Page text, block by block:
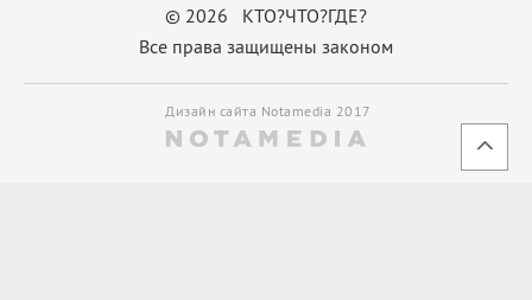
© 2026 КТО?ЧТО?ГДЕ?
Все права защищены законом
Дизайн сайта Notamedia 2017